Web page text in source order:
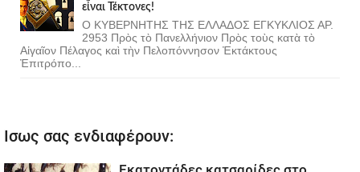
εἶναι Τέκτονες!
Ο ΚΥΒΕΡΝΗΤΗΣ ΤΗΣ ΕΛΛΑΔΟΣ ΕΓΚΥΚΛΙΟΣ ΑΡ.
2953 Πρὸς τὸ Πανελλήνιον Πρὸς τοὺς κατὰ τὸ
Αἰγαῖον Πέλαγος καὶ τὴν Πελοπόννησον Ἐκτάκτους
Ἐπιτρόπο...